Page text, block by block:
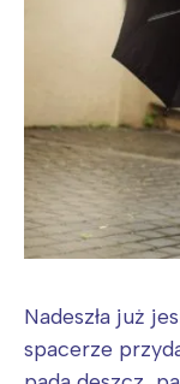
Nadeszła już
spacerze